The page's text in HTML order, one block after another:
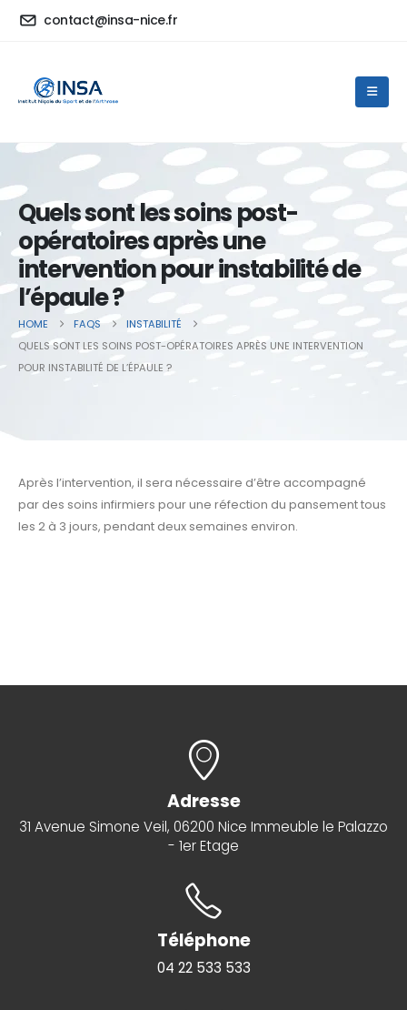
contact@insa-nice.fr
Quels sont les soins post-
opératoires après une
intervention pour instabilité de
l’épaule ?
HOME FAQS
INSTABILITÉ
QUELS SONT LES SOINS POST-OPÉRATOIRES APRÈS UNE INTERVENTION
POUR INSTABILITÉ DE L’ÉPAULE ?
Après l’intervention, il sera nécessaire d’être accompagné
par des soins infirmiers pour une réfection du pansement tous
les 2 à 3 jours, pendant deux semaines environ.
Adresse
31 Avenue Simone Veil, 06200 Nice Immeuble le Palazzo
- 1er Etage
Téléphone
04 22 533 533